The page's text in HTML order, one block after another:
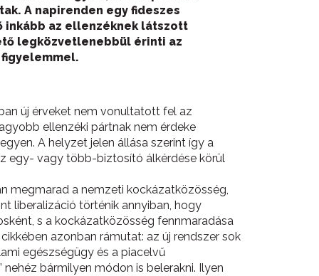
A napirenden egy fideszes
inkább az ellenzéknek látszott
legközvetlenebbül érinti az
új érveket nem vonultatott fel az
ellenzéki pártnak nem érdeke
A helyzet jelen állása szerint így a
egy- vagy több-biztosító álkérdése körül
megmarad a nemzeti kockázatközösség,
liberalizáció történik annyiban, hogy
s a kockázatközösség fennmaradása
azonban rámutat: az új rendszer sok
egészségügy és a piacelvű
bármilyen módon is belerakni. Ilyen